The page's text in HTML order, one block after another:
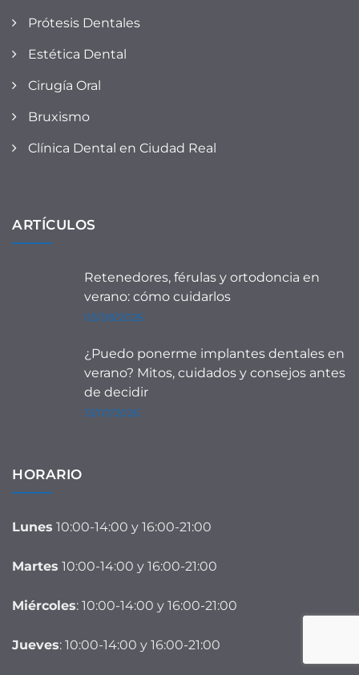
Prótesis Dentales
Estética Dental
Cirugía Oral
Bruxismo
Clínica Dental en Ciudad Real
ARTÍCULOS
Retenedores, férulas y ortodoncia en
verano: cómo cuidarlos
03/08/2026
¿Puedo ponerme implantes dentales en
verano? Mitos, cuidados y consejos antes
de decidir
13/07/2026
HORARIO
Lunes 10:00-14:00 y 16:00-21:00
Martes 10:00-14:00 y 16:00-21:00
Miércoles: 10:00-14:00 y 16:00-21:00
Jueves: 10:00-14:00 y 16:00-21:00